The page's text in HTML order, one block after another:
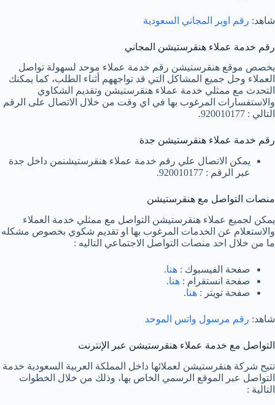
شاهد: رقم اوبر المجاني السعودية
رقم خدمة عملاء هنقرستيشن المجاني
يخصص موقع هنقرستيشن رقم خدمة عملاء موحد لسهولة تواصل
العملاء وحل جميع المشاكل التي قد تواجههم أثناء الطلب، كما يمكنك
التحدث مع ممثلي خدمة عملاء هنقرستيشن وتقديم الشكاوي
والاستفسارات المرغوب بها في اي وقت من خلال الاتصال على الرقم
التالي : 920010177.
رقم خدمة عملاء هنقرستيشن جدة
يمكن الاتصال علي رقم خدمة عملاء هنقرستيشنمن داخل جدة
عبر الرقم : 920010177.
منصات التواصل مع هنقرستيشن
يمكن لجميع عملاء هنقرستيشن التواصل مع ممثلي خدمة العملاء
والاستعلام عن الخدمات المرغوب بها او تقديم شكوي بخصوص مشكله
ما من خلال احد منصات التواصل الاجتماعي التاليه :
صفحة الفيسبوك : هنا.
صفحة انستقرام : هنا.
صفحة تويتر : هنا.
شاهد: رقم مرسول واتس الموحد
التواصل مع خدمة عملاء هنقرستيشن عبر الإنترنت
تتيح شركة هنقرستيشن لعملائها داخل المملكة العربية السعودية خدمة
التواصل عبر الموقع الرسمي الخاص بها، وذلك من خلال الخطوات
التالية :